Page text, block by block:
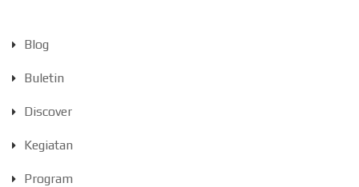
Blog
Buletin
Discover
Kegiatan
Program